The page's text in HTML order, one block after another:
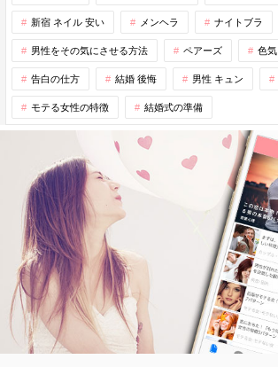
新宿 ネイル 安い メンヘラ ナイトブラ
男性をその気にさせる方法 ペアーズ 色気
告白の仕方 結婚 後悔 男性 キュン
モテる女性の特徴 結婚式の準備